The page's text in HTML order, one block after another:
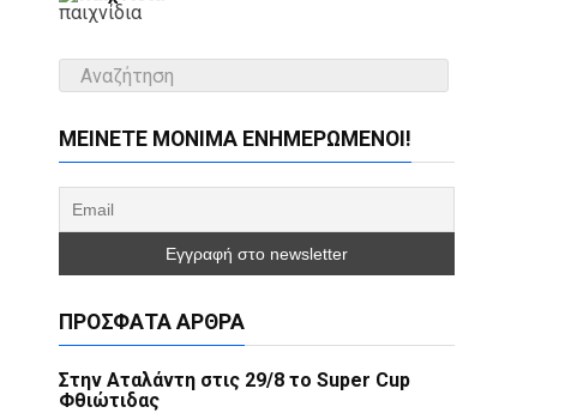
παιχνίδια
ΜΕΊΝΕΤΕ ΜΌΝΙΜΑ ΕΝΗΜΕΡΏΜΕΝΟΙ!
ΠΡΌΣΦΑΤΑ ΆΡΘΡΑ
Στην Αταλάντη στις 29/8 το Super Cup
Φθιώτιδας